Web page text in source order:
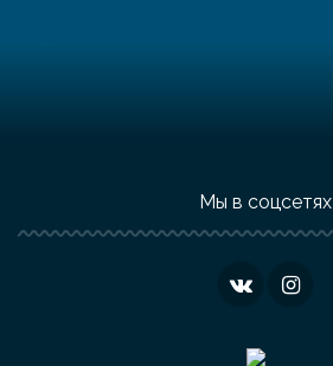
Мы в соцсетях